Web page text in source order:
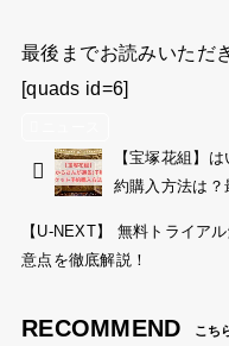
最後までお読みいただ
[quads id=6]
【宝塚花組】
約購入方法は？
【U-NEXT】 無料トライア
意点を徹底解説！
RECOMMEND